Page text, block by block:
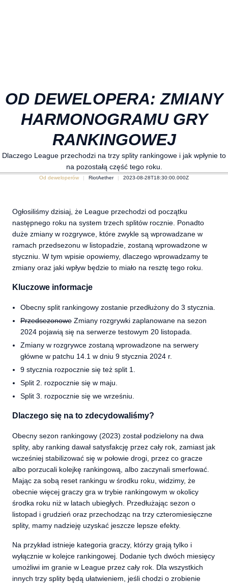
OD DEWELOPERA: ZMIANY
HARMONOGRAMU GRY
RANKINGOWEJ
Dlaczego League przechodzi na trzy splity rankingowe i jak wpłynie to
na pozostałą część tego roku.
Od deweloperów RiotAether 2023-08-28T18:30:00.000Z
Ogłosiliśmy dzisiaj, że League przechodzi od początku
następnego roku na system trzech splitów rocznie. Ponadto
duże zmiany w rozgrywce, które zwykle są wprowadzane w
ramach przedsezonu w listopadzie, zostaną wprowadzone w
styczniu. W tym wpisie opowiemy, dlaczego wprowadzamy te
zmiany oraz jaki wpływ będzie to miało na resztę tego roku.
Kluczowe informacje
Obecny split rankingowy zostanie przedłużony do 3 stycznia.
Przedsezonowe Zmiany rozgrywki zaplanowane na sezon
2024 pojawią się na serwerze testowym 20 listopada.
Zmiany w rozgrywce zostaną wprowadzone na serwery
główne w patchu 14.1 w dniu 9 stycznia 2024 r.
9 stycznia rozpocznie się też split 1.
Split 2. rozpocznie się w maju.
Split 3. rozpocznie się we wrześniu.
Dlaczego się na to zdecydowaliśmy?
Obecny sezon rankingowy (2023) został podzielony na dwa
splity, aby ranking dawał satysfakcję przez cały rok, zamiast jak
wcześniej stabilizować się w połowie drogi, przez co gracze
albo porzucali kolejkę rankingową, albo zaczynali smerfować.
Mając za sobą reset rankingu w środku roku, widzimy, że
obecnie więcej graczy gra w trybie rankingowym w okolicy
środka roku niż w latach ubiegłych. Przedłużając sezon o
listopad i grudzień oraz przechodząc na trzy czteromiesięczne
splity, mamy nadzieję uzyskać jeszcze lepsze efekty.
Na przykład istnieje kategoria graczy, którzy grają tylko i
wyłącznie w kolejce rankingowej. Dodanie tych dwóch miesięcy
umożliwi im granie w League przez cały rok. Dla wszystkich
innych trzy splity będą ułatwieniem, jeśli chodzi o zrobienie